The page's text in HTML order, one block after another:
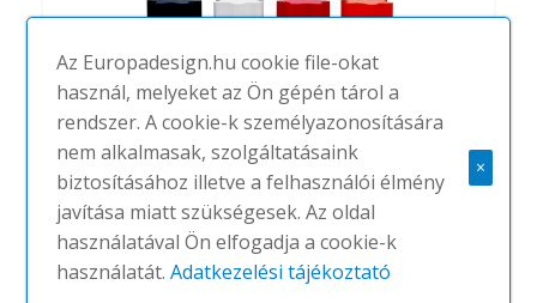
Flower
#OFFECCT
Az Europadesign.hu cookie file-okat
használ, melyeket az Ön gépén tárol a
rendszer. A cookie-k személyazonosítására
nem alkalmasak, szolgáltatásaink
biztosításához illetve a felhasználói élmény
javítása miatt szükségesek. Az oldal
használatával Ön elfogadja a cookie-k
használatát.Adatkezelési tájékoztató
×